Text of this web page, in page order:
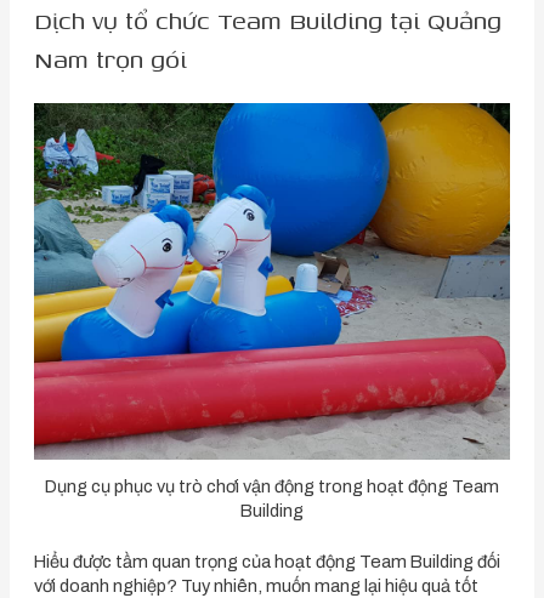
Dịch vụ tổ chức Team Building tại Quảng
Nam trọn gói
Dụng cụ phục vụ trò chơi vận động trong hoạt động Team
Building
Hiểu được tầm quan trọng của hoạt động Team Building đối
với doanh nghiệp? Tuy nhiên, muốn mang lại hiệu quả tốt